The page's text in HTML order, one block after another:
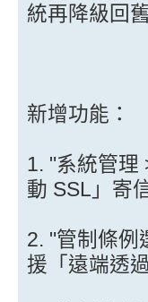
統再降級回
新增功能：
1. "系統管理
動 SSL」寄
2. "管制條例
援「遠端透